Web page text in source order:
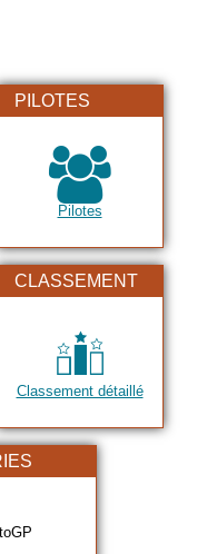
PILOTES
Pilotes
CLASSEMENT
Classement détaillé